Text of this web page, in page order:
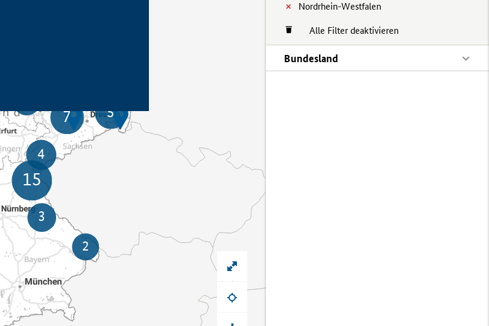
Nordrhein-Westfalen
Alle Filter deaktivieren
Bundesland